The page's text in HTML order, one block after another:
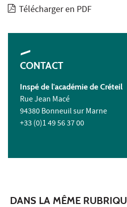
Télécharger en PDF
CONTACT
Inspé de l'académie de Créteil
Rue Jean Macé
94380 Bonneuil sur Marne
+33 (0)1 49 56 37 00
DANS LA MÊME